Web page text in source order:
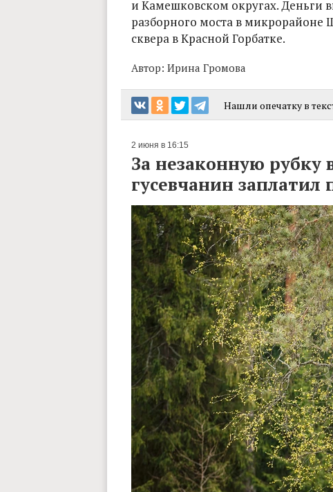
и Камешковском округах. Деньги
разборного моста в микрорайоне
сквера в Красной Горбатке.
Автор: Ирина Громова
Нашли опечатку в
2 июня в 16:15
За незаконную
гусевчанин заплатил